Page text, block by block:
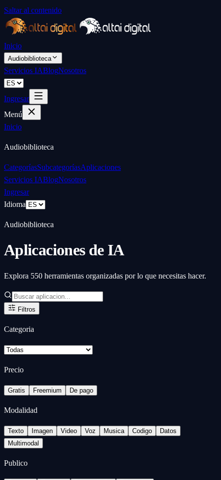
Saltar al contenido
Inicio
Audiobiblioteca
Servicios IABlogNosotros
Ingresar
Menú
Inicio
Audiobiblioteca
CategoríasSubcategoríasAplicaciones
Servicios IABlogNosotros
Ingresar
Idioma
Audiobiblioteca
Aplicaciones de IA
Explora 550 herramientas organizadas por lo que necesitas hacer.
Filtros
Categoria
Precio
Gratis Freemium De pago
Modalidad
Texto Imagen Video Voz Musica Codigo
Datos
Multimodal
Publico